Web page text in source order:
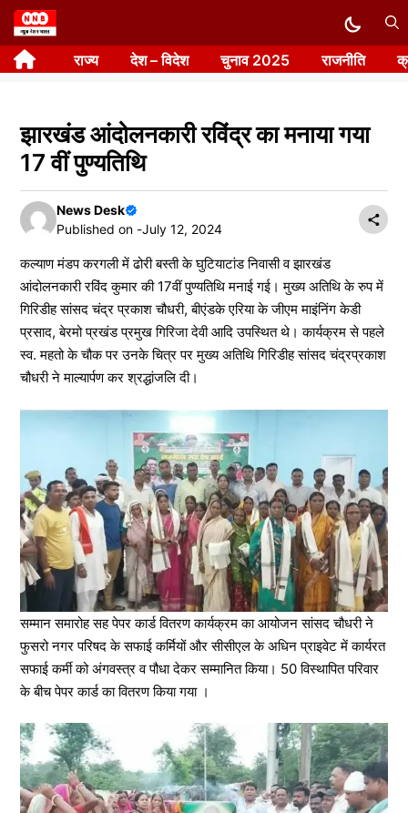
Skip
to
content राज्य देश – विदेश चुनाव 2025 राजनीति
झारखंड आंदोलनकारी रविंद्र का मनाया गया
17 वीं पुण्यतिथि
News Desk
Published on -July 12, 2024
कल्याण मंडप करगली में ढोरी बस्ती के घुटियाटांड निवासी व झारखंड
आंदोलनकारी रविंद कुमार की 17वीं पुण्यतिथि मनाई गई। मुख्य अतिथि के रुप में
गिरिडीह सांसद चंद्र प्रकाश चौधरी, बीएंडके एरिया के जीएम माइंनिंग केडी
प्रसाद, बेरमो प्रखंड प्रमुख गिरिजा देवी आदि उपस्थित थे। कार्यक्रम से पहले
स्व. महतो के चौक पर उनके चित्र पर मुख्य अतिथि गिरिडीह सांसद चंद्रप्रकाश
चौधरी ने माल्यार्पण कर श्रद्धांजलि दी।
सम्मान समारोह सह पेपर कार्ड वितरण कार्यक्रम का आयोजन सांसद चौधरी ने
फुसरो नगर परिषद के सफाई कर्मियों और सीसीएल के अधिन प्राइवेट में कार्यरत
सफाई कर्मी को अंगवस्त्र व पौधा देकर सम्मानित किया। 50 विस्थापित परिवार
के बीच पेपर कार्ड का वितरण किया गया ।